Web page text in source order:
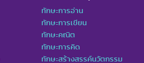
ทักษะการอ่าน
ทักษะการเขียน
ทักษะคณิต
ทักษะการคิด
ทักษะสร้างสรรค์นวัตกรรม